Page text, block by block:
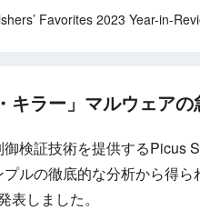
Favorites 2023 Year-in-
キラー」マルウェア
検証技術を提供するPicus
ルの徹底的な分析から得
表しました。